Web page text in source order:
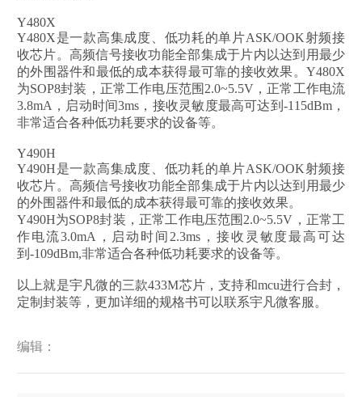
Y480X
Y480X是一款高集成度、低功耗的单片ASK/OOK射频接
收芯片。高频信号接收功能全部集成于片内以达到用最少
的外围器件和最低的成本获得最可靠的接收效果。Y480X
为SOP8封装，正常工作电压范围2.0~5.5V，正常工作电流
3.8mA，启动时间3ms，接收灵敏度最高可达到-115dBm，
非常适合各种低功耗要求的设备等。
Y490H
Y490H是一款高集成度、低功耗的单片ASK/OOK射频接
收芯片。高频信号接收功能全部集成于片内以达到用最少
的外围器件和最低的成本获得最可靠的接收效果。
Y490H为SOP8封装，正常工作电压范围2.0~5.5V，正常工
作电流3.0mA，启动时间2.3ms，接收灵敏度最高可达
到-109dBm,非常适合各种低功耗要求的设备等。
以上就是宇凡微的三款433M芯片，支持和mcu进行合封，
定制封装等，更加详细的规格书可以联系宇凡微客服。
编辑：